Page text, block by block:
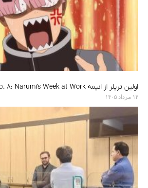
اولین تریلر از انیمه Kaiju No. 8: Narumi’s Week at Work منتشر شد
۱۴ مرداد ۱۴۰۵